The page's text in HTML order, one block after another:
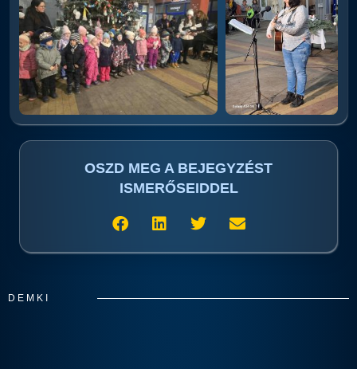
OSZD MEG A BEJEGYZÉST
ISMERŐSEIDDEL
DEMKI